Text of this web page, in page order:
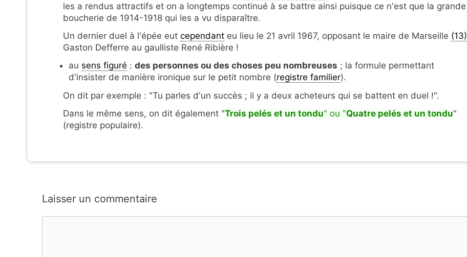
les a rendus attractifs et on a longtemps continué à se battre ainsi puisque ce n'est que la grande
boucherie de 1914-1918 qui les a vu disparaître.
Un dernier duel à l'épée eut cependant eu lieu le 21 avril 1967, opposant le maire de Marseille (13)
Gaston Defferre au gaulliste René Ribière !
au sens figuré : des personnes ou des choses peu nombreuses ; la formule permettant
d'insister de manière ironique sur le petit nombre (registre familier).
On dit par exemple : "Tu parles d'un succès ; il y a deux acheteurs qui se battent en duel !".
Dans le même sens, on dit également "Trois pelés et un tondu" ou "Quatre pelés et un tondu"
(registre populaire).
Laisser un commentaire